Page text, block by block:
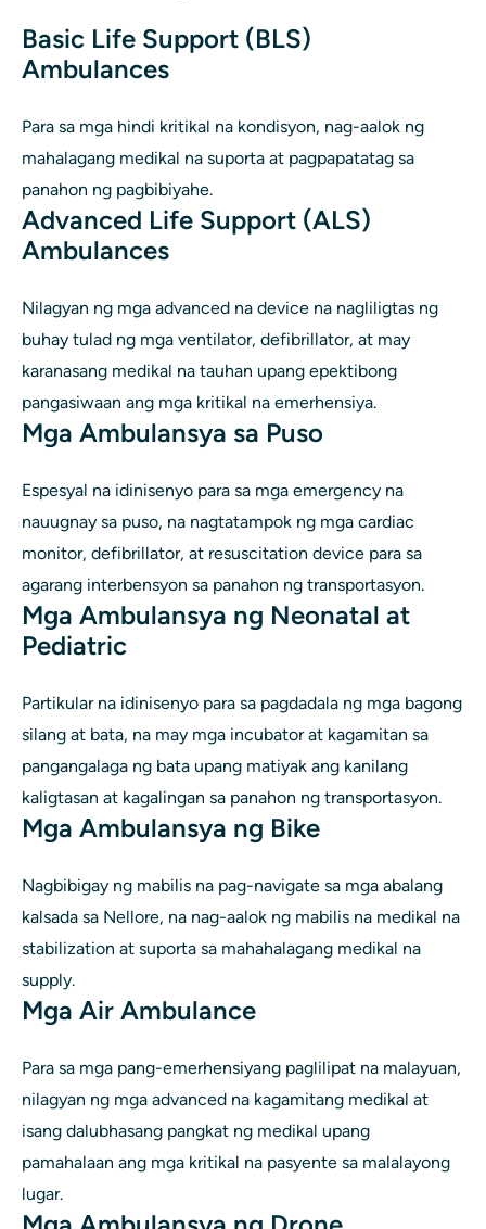
Basic Life Support (BLS)
Ambulances
Para sa mga hindi kritikal na kondisyon, nag-aalok ng
mahalagang medikal na suporta at pagpapatatag sa
panahon ng pagbibiyahe.
Advanced Life Support (ALS)
Ambulances
Nilagyan ng mga advanced na device na nagliligtas ng
buhay tulad ng mga ventilator, defibrillator, at may
karanasang medikal na tauhan upang epektibong
pangasiwaan ang mga kritikal na emerhensiya.
Mga Ambulansya sa Puso
Espesyal na idinisenyo para sa mga emergency na
nauugnay sa puso, na nagtatampok ng mga cardiac
monitor, defibrillator, at resuscitation device para sa
agarang interbensyon sa panahon ng transportasyon.
Mga Ambulansya ng Neonatal at
Pediatric
Partikular na idinisenyo para sa pagdadala ng mga bagong
silang at bata, na may mga incubator at kagamitan sa
pangangalaga ng bata upang matiyak ang kanilang
kaligtasan at kagalingan sa panahon ng transportasyon.
Mga Ambulansya ng Bike
Nagbibigay ng mabilis na pag-navigate sa mga abalang
kalsada sa Nellore, na nag-aalok ng mabilis na medikal na
stabilization at suporta sa mahahalagang medikal na
supply.
Mga Air Ambulance
Para sa mga pang-emerhensiyang paglilipat na malayuan,
nilagyan ng mga advanced na kagamitang medikal at
isang dalubhasang pangkat ng medikal upang
pamahalaan ang mga kritikal na pasyente sa malalayong
lugar.